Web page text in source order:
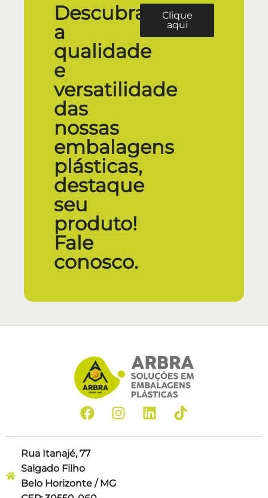
Descubra
a
qualidade
e
versatilidade
das
nossas
embalagens
plásticas,
destaque
seu
produto!
Fale
conosco.
Clique
aqui
Rua Itanajé, 77
Salgado Filho
Belo Horizonte / MG